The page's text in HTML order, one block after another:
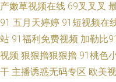
产嫩草视频在线 69叉叉叉
91 五月天婷婷 91短视频在
站 91福利免费视频 加勒比
视频 狠狠擼狠狠擼 91桃色
干 主播诱惑无码专区 欧美